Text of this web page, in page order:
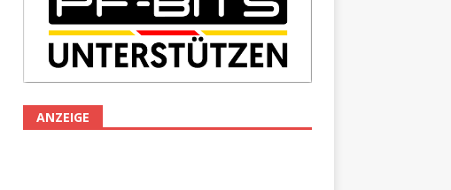
ANZEIGE